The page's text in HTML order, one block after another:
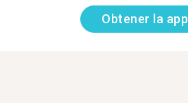
Obtener la app